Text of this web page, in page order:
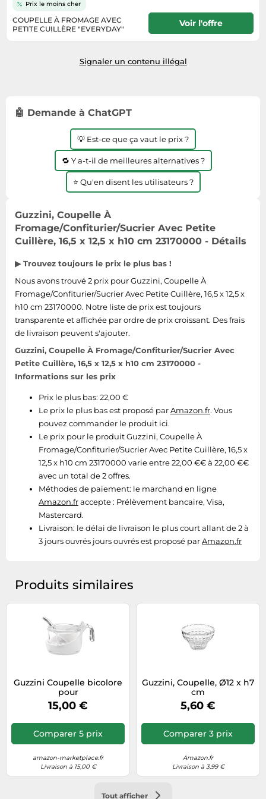
Taille-haies
Techniques de mesure
Tuyaux d'arrosage
Informatique
Jeux électroniques
Machines à coudre
Objectifs photo
Ordinateurs portables
Plaques de cuisson
Reflex numériques
Réfrigérateurs
Smartphones
Sèche-linge
Tablettes tactiles
Tondeuses cheveux & barbe
Téléphonie
Téléviseurs
Télévision & vidéo
Électroménager
Vélos
Vélos biking
Équipement outdoor
COUPELLE À FROMAGE AVEC
PETITE CUILLÈRE "EVERYDAY"
Prix le moins cher
Voir l'offre
Signaler un contenu illégal
🤖 Demande à ChatGPT
💡 Est-ce que ça vaut le prix ?
🔁 Y a-t-il de meilleures alternatives ?
⭐ Qu'en disent les utilisateurs ?
Guzzini, Coupelle À
Fromage/Confiturier/Sucrier Avec Petite
Cuillère, 16,5 x 12,5 x h10 cm 23170000 - Détails
▶ Trouvez toujours le prix le plus bas !
Nous avons trouvé 2 prix pour Guzzini, Coupelle À
Fromage/Confiturier/Sucrier Avec Petite Cuillère, 16,5 x 12,5 x
h10 cm 23170000. Notre liste de prix est toujours
transparente et affichée par ordre de prix croissant. Des frais
de livraison peuvent s'ajouter.
Guzzini, Coupelle À Fromage/Confiturier/Sucrier Avec
Petite Cuillère, 16,5 x 12,5 x h10 cm 23170000 -
Informations sur les prix
Prix le plus bas: 22,00 €
Le prix le plus bas est proposé parAmazon.fr. Vous
pouvez commander le produit ici.
Le prix pour le produit Guzzini, Coupelle À
Fromage/Confiturier/Sucrier Avec Petite Cuillère, 16,5 x
12,5 x h10 cm 23170000 varie entre 22,00 €€ à 22,00 €€
avec un total de 2 offres.
Méthodes de paiement: le marchand en ligne
Amazon.fraccepte : Prélèvement bancaire, Visa,
Mastercard.
Livraison: le délai de livraison le plus court allant de 2 à
3 jours ouvrés jours ouvrés est proposé parAmazon.fr
Produits similaires
Guzzini Coupelle bicolore
pour
fromage/confiturier/sucrier
avec petite cuillère, 13,8 x
10 x h8 cm
15,00 €
Comparer 5 prix
amazon-marketplace.fr
Livraison à 15,00 €
Guzzini, Coupelle, Ø12 x h7
cm
5,60 €
Comparer 3 prix
Amazon.fr
Livraison à 3,99 €
Tout afficher